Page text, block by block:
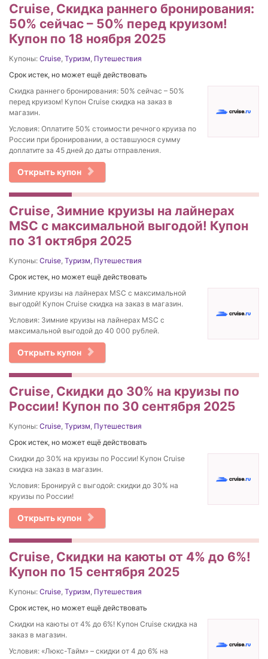
Cruise, Скидка раннего бронирования:
50% сейчас – 50% перед круизом!
Купон по 18 ноября 2025
Купоны: Cruise Туризм Путешествия
Срок истек, но может ещё действовать
Скидка раннего бронирования: 50% сейчас – 50%
перед круизом! Купон Cruise скидка на заказ в
магазин.
Условия: Оплатите 50% стоимости речного круиза по
России при бронировании, а оставшуюся сумму
доплатите за 45 дней до даты отправления.
Открыть купон
Cruise, Зимние круизы на лайнерах
MSC с максимальной выгодой! Купон
по 31 октября 2025
Купоны: Cruise Туризм Путешествия
Срок истек, но может ещё действовать
Зимние круизы на лайнерах MSC с максимальной
выгодой! Купон Cruise скидка на заказ в магазин.
Условия: Зимние круизы на лайнерах MSC с
максимальной выгодой до 40 000 рублей.
Открыть купон
Cruise, Скидки до 30% на круизы по
России! Купон по 30 сентября 2025
Купоны: Cruise Туризм Путешествия
Срок истек, но может ещё действовать
Скидки до 30% на круизы по России! Купон Cruise
скидка на заказ в магазин.
Условия: Бронируй с выгодой: скидки до 30% на
круизы по России!
Открыть купон
Cruise, Скидки на каюты от 4% до 6%!
Купон по 15 сентября 2025
Купоны: Cruise Туризм Путешествия
Срок истек, но может ещё действовать
Скидки на каюты от 4% до 6%! Купон Cruise скидка на
заказ в магазин.
Условия: «Люкс-Тайм» – скидки от 4 до 6% на